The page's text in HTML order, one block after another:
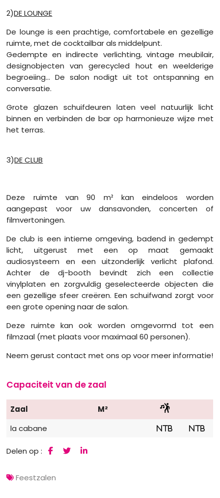
2)DE LOUNGE
De lounge is een prachtige, comfortabele en gezellige
ruimte, met de cocktailbar als middelpunt.
Gedempte en indirecte verlichting, vintage meubilair,
designobjecten van gerecycled hout en weelderige
begroeiing... De salon nodigt uit tot ontspanning en
conversatie.
Grote glazen schuifdeuren laten veel natuurlijk licht
binnen en verbinden de bar op harmonieuze wijze met
het terras.
3)DE CLUB
Deze ruimte van 90 m² kan eindeloos worden
aangepast voor uw dansavonden, concerten of
filmvertoningen.
De club is een intieme omgeving, badend in gedempt
licht, uitgerust met een op maat gemaakt
audiosysteem en een uitzonderlijk verlicht plafond.
Achter de dj-booth bevindt zich een collectie
vinylplaten en zorgvuldig geselecteerde objecten die
een gezellige sfeer creëren. Een schuifwand zorgt voor
een grote opening naar de salon.
Deze ruimte kan ook worden omgevormd tot een
filmzaal (met plaats voor maximaal 60 personen).
Neem gerust contact met ons op voor meer informatie!
Capaciteit van de zaal
Zaal
M²
la cabane
NTB NTB
Delen op :
Feestzalen